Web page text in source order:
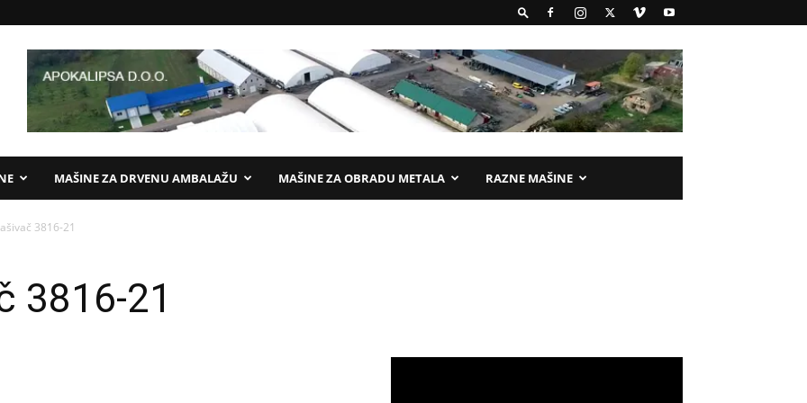
MAŠINE ZA DRVENU AMBALAŽU MAŠINE ZA OBRADU METALA RAZNE MAŠINE
3816-21
3816-21